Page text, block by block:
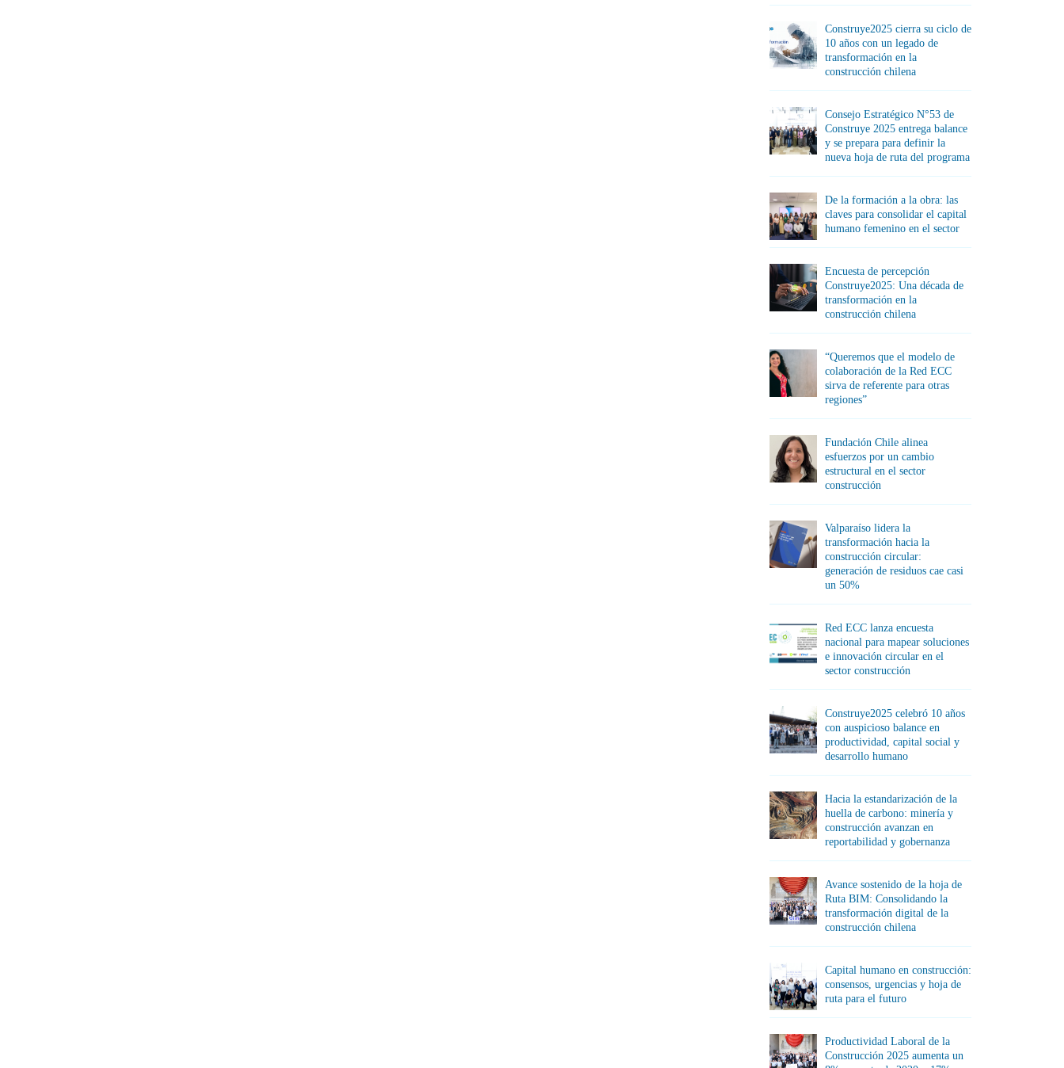
Construye2025 cierra su ciclo de
10 años con un legado de
transformación en la
construcción chilena
Consejo Estratégico N°53 de
Construye 2025 entrega balance
y se prepara para definir la
nueva hoja de ruta del programa
De la formación a la obra: las
claves para consolidar el capital
humano femenino en el sector
Encuesta de percepción
Construye2025: Una década de
transformación en la
construcción chilena
“Queremos que el modelo de
colaboración de la Red ECC
sirva de referente para otras
regiones”
Fundación Chile alinea
esfuerzos por un cambio
estructural en el sector
construcción
Valparaíso lidera la
transformación hacia la
construcción circular:
generación de residuos cae casi
un 50%
Red ECC lanza encuesta
nacional para mapear soluciones
e innovación circular en el
sector construcción
Construye2025 celebró 10 años
con auspicioso balance en
productividad, capital social y
desarrollo humano
Hacia la estandarización de la
huella de carbono: minería y
construcción avanzan en
reportabilidad y gobernanza
Avance sostenido de la hoja de
Ruta BIM: Consolidando la
transformación digital de la
construcción chilena
Capital humano en construcción:
consensos, urgencias y hoja de
ruta para el futuro
Productividad Laboral de la
Construcción 2025 aumenta un